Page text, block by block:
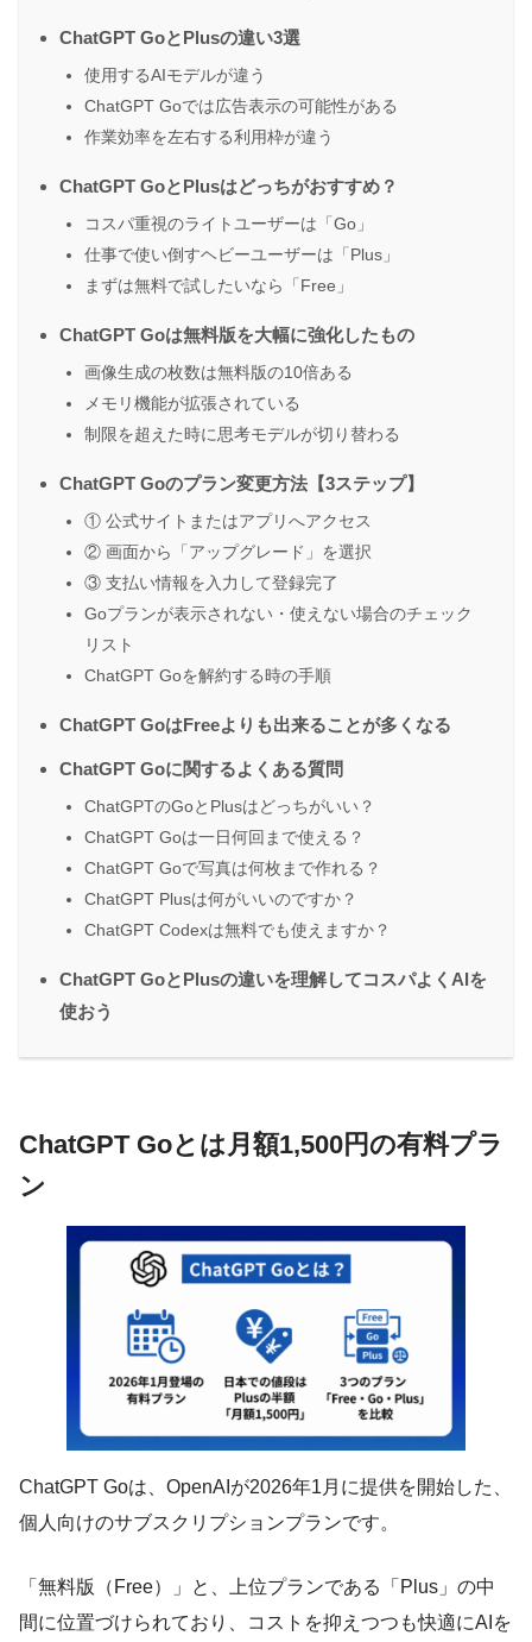
ChatGPT GoとPlusの違い3選
使用するAIモデルが違う
ChatGPT Goでは広告表示の可能性がある
作業効率を左右する利用枠が違う
ChatGPT GoとPlusはどっちがおすすめ？
コスパ重視のライトユーザーは「Go」
仕事で使い倒すヘビーユーザーは「Plus」
まずは無料で試したいなら「Free」
ChatGPT Goは無料版を大幅に強化したもの
画像生成の枚数は無料版の10倍ある
メモリ機能が拡張されている
制限を超えた時に思考モデルが切り替わる
ChatGPT Goのプラン変更方法【3ステップ】
① 公式サイトまたはアプリへアクセス
② 画面から「アップグレード」を選択
③ 支払い情報を入力して登録完了
Goプランが表示されない・使えない場合のチェック
リスト
ChatGPT Goを解約する時の手順
ChatGPT GoはFreeよりも出来ることが多くなる
ChatGPT Goに関するよくある質問
ChatGPTのGoとPlusはどっちがいい？
ChatGPT Goは一日何回まで使える？
ChatGPT Goで写真は何枚まで作れる？
ChatGPT Plusは何がいいのですか？
ChatGPT Codexは無料でも使えますか？
ChatGPT GoとPlusの違いを理解してコスパよくAIを
使おう
ChatGPT Goとは月額1,500円の有料プラ
ン
ChatGPT Goは、OpenAIが2026年1月に提供を開始した、
個人向けのサブスクリプションプランです。
「無料版（Free）」と、上位プランである「Plus」の中
間に位置づけられており、コストを抑えつつも快適にAIを